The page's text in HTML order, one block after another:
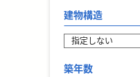
建物構造
築年数